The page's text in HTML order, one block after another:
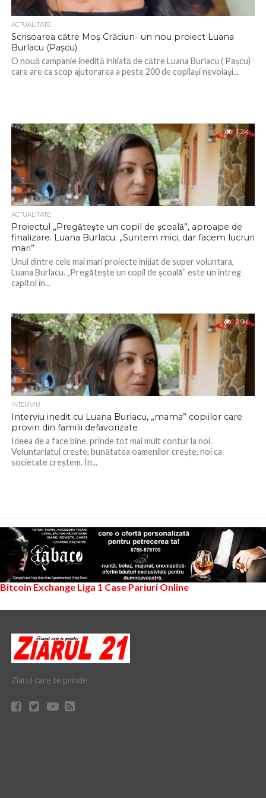
ACTUALITATE
Scrisoarea către Moș Crăciun- un nou proiect Luana
Burlacu (Pașcu)
O nouă campanie inedită inițiată de către Luana Burlacu ( Pașcu)
care are ca scop ajutorarea a peste 200 de copilași nevoiași...
1.2K
ACTUALITATE
Proiectul „Pregătește un copil de școală”, aproape de
finalizare. Luana Burlacu: „Suntem mici, dar facem lucruri
mari”
Unul dintre cele mai mari proiecte inițiat de super voluntara,
Luana Burlacu. „Pregătește un copil de școală” este un întreg
capitol în...
2.9K
INTERVIU
Interviu inedit cu Luana Burlacu, „mama” copiilor care
provin din familii defavorizate
Ideea de a face bine, prinde tot mai mult contur la noi.
Voluntariatul crește, bunătatea oamenilor crește, noi ca
societate creștem. În...
Bitcoin Exchange Liga 1 Case Pariuri Online
Ziarul care te prinde